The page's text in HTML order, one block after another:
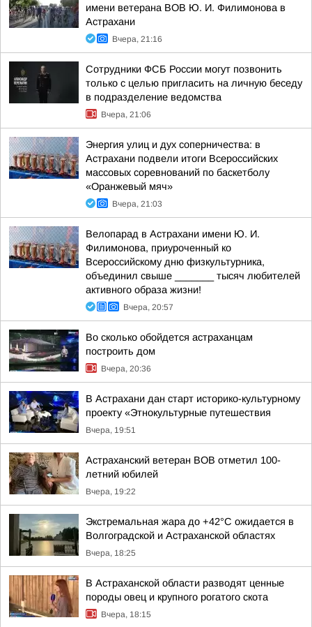
имени ветерана ВОВ Ю. И. Филимонова в
Астрахани
Вчера, 21:16
Сотрудники ФСБ России могут позвонить
только с целью пригласить на личную беседу
в подразделение ведомства
Вчера, 21:06
Энергия улиц и дух соперничества: в
Астрахани подвели итоги Всероссийских
массовых соревнований по баскетболу
«Оранжевый мяч»
Вчера, 21:03
Велопарад в Астрахани имени Ю. И.
Филимонова, приуроченный ко
Всероссийскому дню физкультурника,
объединил свыше _______ тысяч любителей
активного образа жизни!
Вчера, 20:57
Во сколько обойдется астраханцам
построить дом
Вчера, 20:36
В Астрахани дан старт историко-культурному
проекту «Этнокультурные путешествия
Вчера, 19:51
Астраханский ветеран ВОВ отметил 100-
летний юбилей
Вчера, 19:22
Экстремальная жара до +42°C ожидается в
Волгоградской и Астраханской областях
Вчера, 18:25
В Астраханской области разводят ценные
породы овец и крупного рогатого скота
Вчера, 18:15